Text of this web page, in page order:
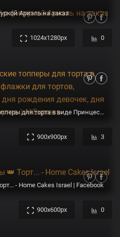
Ариэль на заказ
1024x1280px 0
6 шт./компл. тематические топперы для торта в виде Принцессы Диснея, флажки для тортов, украшения для свадьбы, дня рождения девочек, дня рождения, товары для тортов | AliExpress
900x900px 3
- Home Cakes Israel | Facebook
900x600px 0